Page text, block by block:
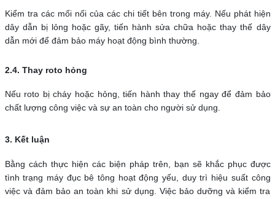
Kiểm tra các mối nối của các chi tiết bên trong máy. Nếu phát hiện
dây dẫn bị lỏng hoặc gãy, tiến hành sửa chữa hoặc thay thế dây
dẫn mới để đảm bảo máy hoạt động bình thường.
2.4. Thay roto hỏng
Nếu roto bị cháy hoặc hỏng, tiến hành thay thế ngay để đảm bảo
chất lượng công việc và sự an toàn cho người sử dụng.
3. Kết luận
Bằng cách thực hiện các biện pháp trên, bạn sẽ khắc phục được
tình trạng máy đục bê tông hoạt động yếu, duy trì hiệu suất công
việc và đảm bảo an toàn khi sử dụng. Việc bảo dưỡng và kiểm tra